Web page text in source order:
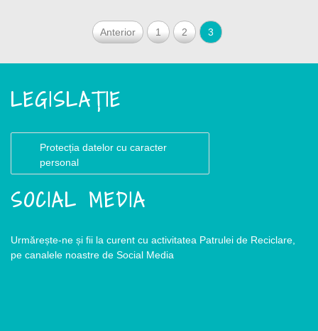
Anterior 1 2 3
LEGISLAȚIE
Protecția datelor cu caracter
personal
SOCIAL MEDIA
Urmărește-ne și fii la curent cu activitatea Patrulei de Reciclare,
pe canalele noastre de Social Media